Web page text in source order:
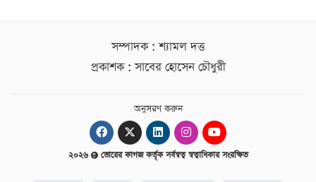
সম্পাদক : শ্যামল দত্ত
প্রকাশক : সাবের হোসেন চৌধুরী
অনুসরণ করুন
২০২৬ ভোরের কাগজ কর্তৃক সর্বস্বত্ব স্বত্বাধিকার সংরক্ষিত